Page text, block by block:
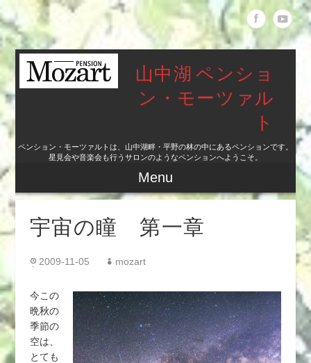
山中湖 ペンショ
ン・モーツァル
ト
ペンション・モーツァルトは、山中湖畔・平野の林の中にあるペンションです。
星見会や音楽会も行うサロンのようなペンションへようこそ。
Menu
宇宙の瞳 第一章
2009-11-05 mozart
今この
晩秋の
季節の
空は、
とても